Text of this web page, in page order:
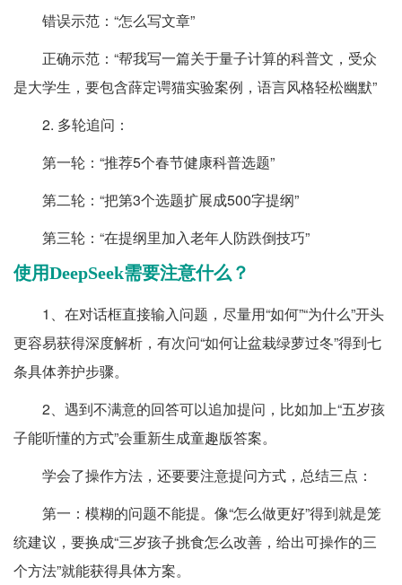
错误示范：“怎么写文章”
正确示范：“帮我写一篇关于量子计算的科普文，受众
是大学生，要包含薛定谔猫实验案例，语言风格轻松幽默”
2. 多轮追问：
第一轮：“推荐5个春节健康科普选题”
第二轮：“把第3个选题扩展成500字提纲”
第三轮：“在提纲里加入老年人防跌倒技巧”
使用DeepSeek需要注意什么？
1、在对话框直接输入问题，尽量用“如何”“为什么”开头
更容易获得深度解析，有次问“如何让盆栽绿萝过冬”得到七
条具体养护步骤。
2、遇到不满意的回答可以追加提问，比如加上“五岁孩
子能听懂的方式”会重新生成童趣版答案。
学会了操作方法，还要要注意提问方式，总结三点：
第一：模糊的问题不能提。像“怎么做更好”得到就是笼
统建议，要换成“三岁孩子挑食怎么改善，给出可操作的三
个方法”就能获得具体方案。